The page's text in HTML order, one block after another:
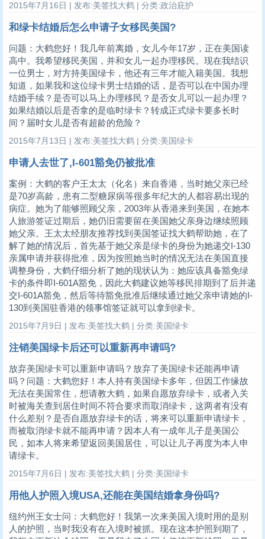
2015年7月16日 | 发布:美签找大鹤 | 分类:政治庇护
和绿卡结婚后怎么申请子女移民美国?
问题：大鹤您好！我几年前离婚，女儿今年17岁，正在美国读
高中。我希望移民美国，并和女儿一起办理移民。现在我结识
一位男士，对方持美国绿卡，他还有三年才能入籍美国。我想
知道，如果我和这位绿卡男士结婚的话，是否可以在中国办理
结婚手续？是否可以马上办理移民？是否女儿可以一起办理？
如果结婚以后是否拿的是临时绿卡？转成正式绿卡要多长时
间？届时女儿是否有超龄的危险？
2015年7月13日 | 发布:美签找大鹤 | 分类:美国绿卡
申请人去世了,I-601豁免仍被批准
案例：大鹤的客户王太太（化名）来自香港，当时她父亲已经
是70岁高龄，患有二型糖尿病等很多年纪大的人都容易出现的
病症。她为了能够照顾父亲，2003年从香港来到美国，在她本
人旅游签证过期后，她仍旧需要留在美国她父亲身边继续照顾
她父亲。王太太经朋友推荐找到美国签证找大鹤帮助她，在了
解了她的情况后，首先基于她父亲是绿卡的身份为她递交I-130
亲属申请并获得批准，因为按照她当时的情况无法在美国直接
调整身份，大鹤仔细分析了她的现状认为：她应该具备豁免绿
卡的条件即I-601A豁免，因此大鹤建议她等移民排期到了后并递
交I-601A豁免，然后等待豁免批准后继续通过她父亲申请她的I-
130到美国驻香港的领事馆签证就可以拿到绿卡。
2015年7月9日 | 发布:美签找大鹤 | 分类:美国绿卡
注销美国绿卡后还可以重新再申请吗?
放弃美国绿卡可以重新申请吗？放弃了美国绿卡还能再申请
吗？问题：大鹤您好！本人持有美国绿卡多年，但因工作缘故
无法在美国常住，想请教大鹤，如果自愿放弃绿卡，或者入关
时被海关查到居住时间不符合要求而取消绿卡，这两者有没有
什么差别？是否自愿放弃绿卡的话，将来可以重新申请绿卡，
而被取消绿卡就不能再申请？因本人有一成年儿子是美国公
民，如本人将来希望返回美国居住，可以让儿子再度为本人申
请绿卡。
2015年7月6日 | 发布:美签找大鹤 | 分类:美国绿卡
用他人护照入境USA,还能在美国结婚拿身份吗?
纽约州王女士问：大鹤您好！我第一次来美国入境时用的是别
人的护照，当时我没有在入境时被抓。现在这本护照到期了，